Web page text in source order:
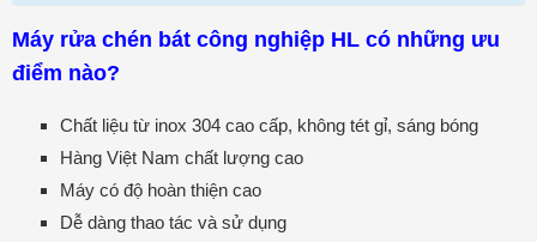
Máy rửa chén bát công nghiệp HL có những ưu
điểm nào?
Chất liệu từ inox 304 cao cấp, không tét gỉ, sáng bóng
Hàng Việt Nam chất lượng cao
Máy có độ hoàn thiện cao
Dễ dàng thao tác và sử dụng